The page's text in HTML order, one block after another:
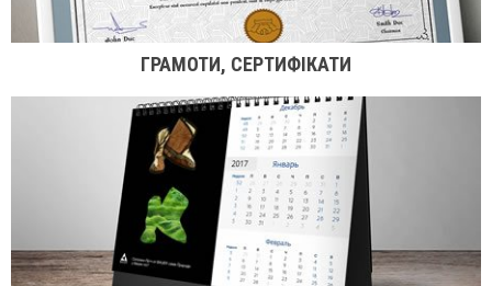
ГРАМОТИ, СЕРТИФІКАТИ